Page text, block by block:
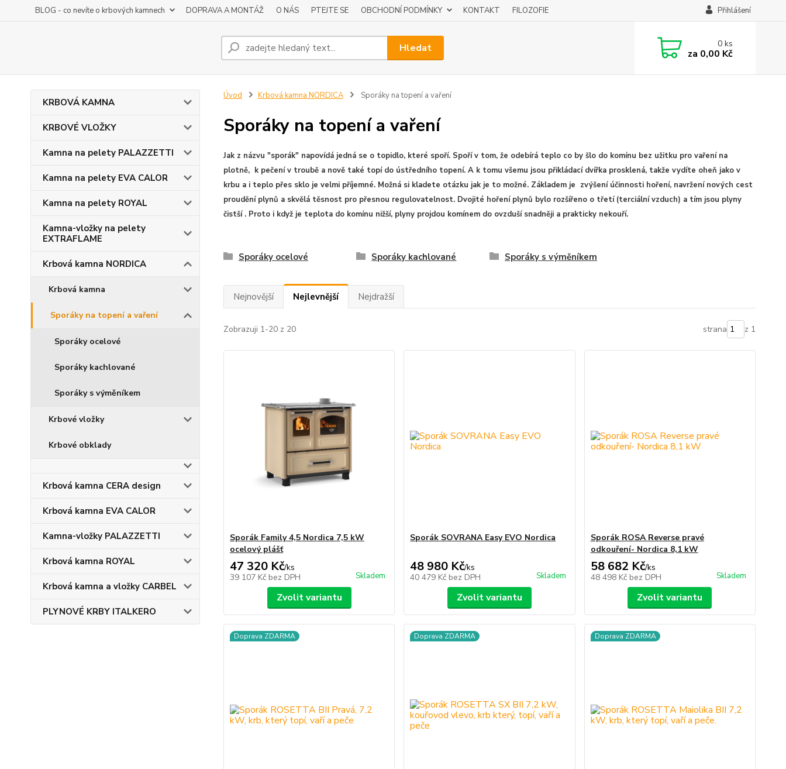
BLOG - co nevíte o krbových kamnech DOPRAVA A MONTÁŽ O NÁS PTEJTE SE OBCHODNÍ PODMÍNKY KONTAKT FILOZOFIE Přihlášení
Hledat 0ks
za 0,00 Kč
KRBOVÁ KAMNA
KRBOVÉ VLOŽKY
Kamna na pelety PALAZZETTI
Kamna na pelety EVA CALOR
Kamna na pelety ROYAL
Kamna-vložky na pelety
EXTRAFLAME
Krbová kamna NORDICA
Krbová kamna
Sporáky na topení a vaření
Sporáky ocelové
Sporáky kachlované
Sporáky s výměníkem
Krbové vložky
Krbové obklady
Krbová kamna CERA design
Krbová kamna EVA CALOR
Kamna-vložky PALAZZETTI
Krbová kamna ROYAL
Krbová kamna a vložky CARBEL
PLYNOVÉ KRBY ITALKERO
Úvod Krbová kamna NORDICA Sporáky na topení a vaření
Sporáky na topení a vaření
Jak z názvu "sporák" napovídá jedná se o topidlo, které spoří. Spoří v tom, že odebírá teplo co by šlo do komínu bez užitku pro vaření na
plotně, k pečení v troubě a nově také topí do ústředního topení. A k tomu všemu jsou přikládací dvířka prosklená, takže vydíte oheň jako v
krbu a i teplo přes sklo je velmi příjemné. Možná si kladete otázku jak je to možné. Základem je zvýšení účinnosti hoření, navržení nových cest
proudění plynů a skvělá těsnost pro přesnou regulovatelnost. Dvojité hoření plynů bylo rozšířeno o třetí (terciální vzduch) a tím jsou plyny
čistší . Proto i když je teplota do komínu nižší, plyny projdou komínem do ovzduší snadněji a prakticky nekouří.
Sporáky ocelové Sporáky kachlované Sporáky s výměníkem
Nejnovější Nejlevnější Nejdražší
Zobrazuji 1-20 z 20 strana z 1
Sporák Family 4,5 Nordica 7,5 kW
ocelový plášť
47 320 Kč/ks
39 107 Kč bez DPH Skladem
Zvolit variantu
Sporák SOVRANA Easy EVO Nordica
48 980 Kč/ks
40 479 Kč bez DPH Skladem
Zvolit variantu
Sporák ROSA Reverse pravé
odkouření- Nordica 8,1 kW
58 682 Kč/ks
48 498 Kč bez DPH Skladem
Zvolit variantu
Doprava ZDARMA Doprava ZDARMA Doprava ZDARMA